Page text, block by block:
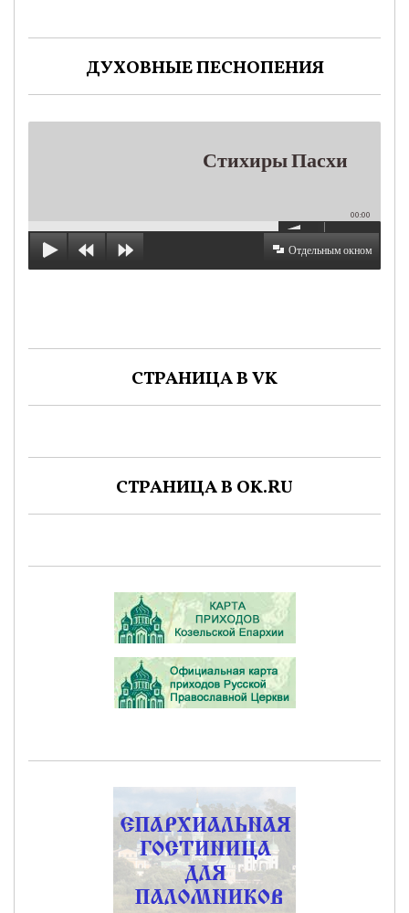
ДУХОВНЫЕ ПЕСНОПЕНИЯ
Стихиры Пасхи
00:00
Отдельным окном
СТРАНИЦА В VK
СТРАНИЦА В OK.RU